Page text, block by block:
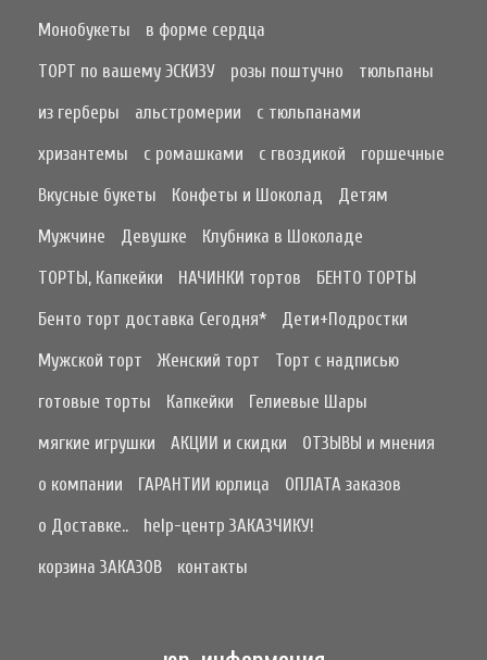
Монобукеты
в форме сердца
ТОРТ по вашему ЭСКИЗУ
розы поштучно
тюльпаны
из герберы
альстромерии
с тюльпанами
хризантемы
с ромашками с гвоздикой
горшечные
Вкусные букеты
Конфеты и Шоколад
Детям
Мужчине
Девушке
Клубника в Шоколаде
ТОРТЫ, Капкейки
НАЧИНКИ тортов
БЕНТО ТОРТЫ
Бенто торт доставка Сегодня*
Дети+Подростки
Мужской торт
Женский торт
Торт с надписью
готовые торты
Капкейки
Гелиевые Шары
мягкие игрушки
АКЦИИ и скидки
ОТЗЫВЫ и мнения
о компании
ГАРАНТИИ юрлица
ОПЛАТА заказов
о Доставке..
help-центр ЗАКАЗЧИКУ!
корзина ЗАКАЗОВ
контакты